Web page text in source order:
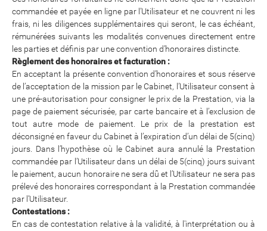
commandée et payée en ligne par l’Utilisateur et ne couvrent ni les
frais, ni les diligences supplémentaires qui seront, le cas échéant,
rémunérées suivants les modalités convenues directement entre
les parties et définis par une convention d’honoraires distincte.
Règlement des honoraires et facturation :
En acceptant la présente convention d’honoraires et sous réserve
de l’acceptation de la mission par le Cabinet, l’Utilisateur consent à
une pré-autorisation pour consigner le prix de la Prestation, via la
page de paiement sécurisée, par carte bancaire et à l’exclusion de
tout autre mode de paiement. Le prix de la prestation est
déconsigné en faveur du Cabinet à l’expiration d’un délai de 5(cinq)
jours. Dans l’hypothèse où le Cabinet aura annulé la Prestation
commandée par l’Utilisateur dans un délai de 5(cinq) jours suivant
le paiement, aucun honoraire ne sera dû et l’Utilisateur ne sera pas
prélevé des honoraires correspondant à la Prestation commandée
par l’Utilisateur.
Contestations :
En cas de contestation relative à la validité, à l'interprétation ou à